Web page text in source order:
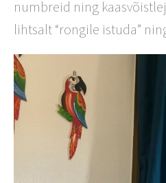
numbreid ning
lihtsalt “rongile istuda”